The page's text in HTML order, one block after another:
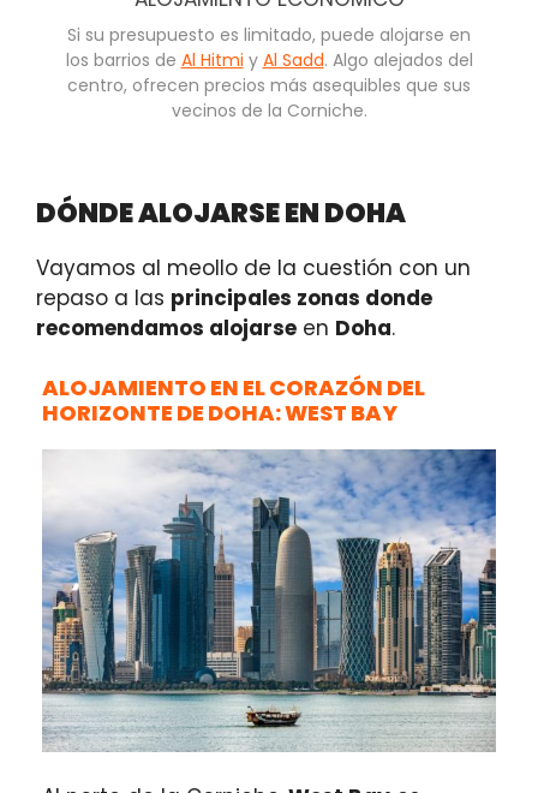
Si su presupuesto es limitado, puede alojarse en
los barrios de Al Hitmi y Al Sadd. Algo alejados del
centro, ofrecen precios más asequibles que sus
vecinos de la Corniche.
DÓNDE ALOJARSE EN DOHA
Vayamos al meollo de la cuestión con un
repaso a las principales zonas donde
recomendamos alojarse en Doha.
ALOJAMIENTO EN EL CORAZÓN DEL
HORIZONTE DE DOHA: WEST BAY